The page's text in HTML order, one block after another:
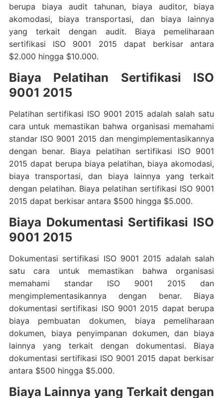
berupa biaya audit tahunan, biaya auditor, biaya
akomodasi, biaya transportasi, dan biaya lainnya
yang terkait dengan audit. Biaya pemeliharaan
sertifikasi ISO 9001 2015 dapat berkisar antara
$2.000 hingga $10.000.
Biaya Pelatihan Sertifikasi ISO
9001 2015
Pelatihan sertifikasi ISO 9001 2015 adalah salah satu
cara untuk memastikan bahwa organisasi memahami
standar ISO 9001 2015 dan mengimplementasikannya
dengan benar. Biaya pelatihan sertifikasi ISO 9001
2015 dapat berupa biaya pelatihan, biaya akomodasi,
biaya transportasi, dan biaya lainnya yang terkait
dengan pelatihan. Biaya pelatihan sertifikasi ISO 9001
2015 dapat berkisar antara $500 hingga $5.000.
Biaya Dokumentasi Sertifikasi ISO
9001 2015
Dokumentasi sertifikasi ISO 9001 2015 adalah salah
satu cara untuk memastikan bahwa organisasi
memahami standar ISO 9001 2015 dan
mengimplementasikannya dengan benar. Biaya
dokumentasi sertifikasi ISO 9001 2015 dapat berupa
biaya pembuatan dokumen, biaya pemeliharaan
dokumen, biaya penyimpanan dokumen, dan biaya
lainnya yang terkait dengan dokumentasi. Biaya
dokumentasi sertifikasi ISO 9001 2015 dapat berkisar
antara $500 hingga $5.000.
Biaya Lainnya yang Terkait dengan